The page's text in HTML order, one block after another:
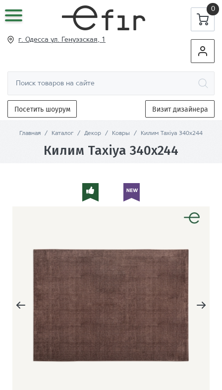
0
г. Одесса ул. Генуэзская, 1
Посетить шоурум Визит дизайнера
Главная / Каталог / Декор / Ковры / Килим Taxiya 340x244
Килим Taxiya 340x244